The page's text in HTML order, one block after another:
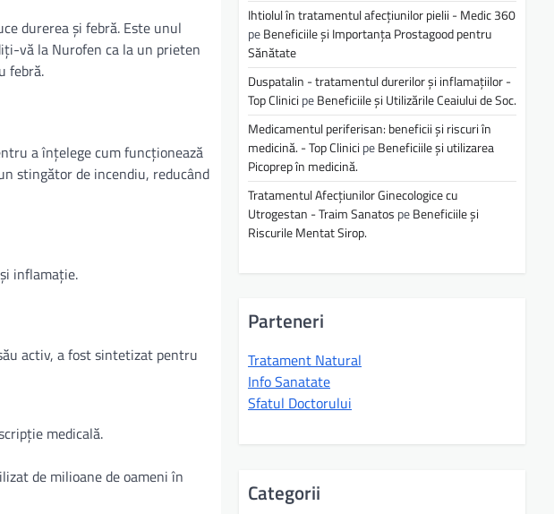
durerea și febră. Este unul
vă la Nurofen ca la un prieten
febră.
a înțelege cum funcționează
stingător de incendiu, reducând
inflamație.
activ, a fost sintetizat pentru
medicală.
de milioane de oameni în
Ihtiolul în tratamentul afecțiunilor pielii - Medic 360
peBeneficiile și Importanța Prostagood pentru
Sănătate
Duspatalin - tratamentul durerilor și inflamațiilor -
Top Clinici peBeneficiile și Utilizările Ceaiului de Soc.
Medicamentul periferisan: beneficii și riscuri în
medicină. - Top Clinici peBeneficiile și utilizarea
Picoprep în medicină.
Tratamentul Afecțiunilor Ginecologice cu
Utrogestan - Traim Sanatos peBeneficiile și
Riscurile Mentat Sirop.
Parteneri
Tratament Natural
Info Sanatate
Sfatul Doctorului
Categorii